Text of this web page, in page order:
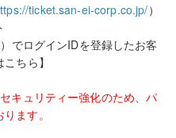
ticket.san-ei-corp.co.jp/）
）でログインIDを登録したお客
ちら】
キュリティー強化のため、パ
ます。